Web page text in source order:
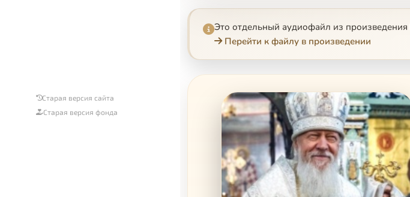
Старая версия сайта
Старая версия фонда
Это отдельный аудиофайл из произведения
Перейти к файлу в произведении